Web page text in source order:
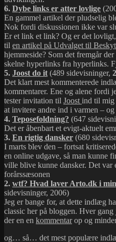
6. Dybe links er atter lovlige
En gammel artikel der pludselig
Nok fordi diskussionen ikke var
Er et link et link? Og er det
til en artikel på Udvalget til
hjemmeside? Som det fremgår
skelne hyperlinks fra hyperlinks.
5. Joost do it (489 sidevisninger,
Det klart mest kommenterede
kommentarer. Ene og alene fordi
tester invitation til Joost ind til mig
at invitere andre ind i varmen –
4. Teposefoldning? (647
Det er åbenbart et evigt-aktuelt
3. En rigtig dansker (680
I marts blev den – fortsat
en online udgave, så man kunne
ville blive kunne dansker. Det
forårssæsonen
2. wtf? Hvad laver Arto.dk i
sidevisninger, 2006)
Jeg er bange for, at dette indlæg
classic her på bloggen. Hver
der en en kommentarop og
og… så… det mest populære